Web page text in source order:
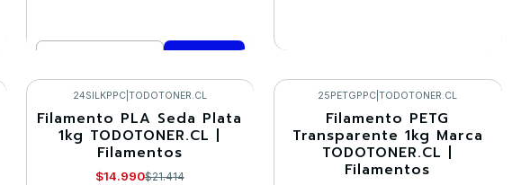
Comprar ahora
VER DETALLES
-30%
24SILKPPC| TODOTONER.CL
Filamento PLA Seda Plata
1kg TODOTONER.CL |
Filamentos
$14.990$21.414
-30%
Llega el 22/09/2026
25PETGPPC |TODOTONER.CL
Filamento PETG
Transparente 1kg Marca
TODOTONER.CL |
Filamentos